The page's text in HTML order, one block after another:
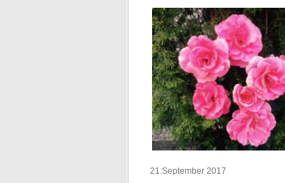
21.September 2017